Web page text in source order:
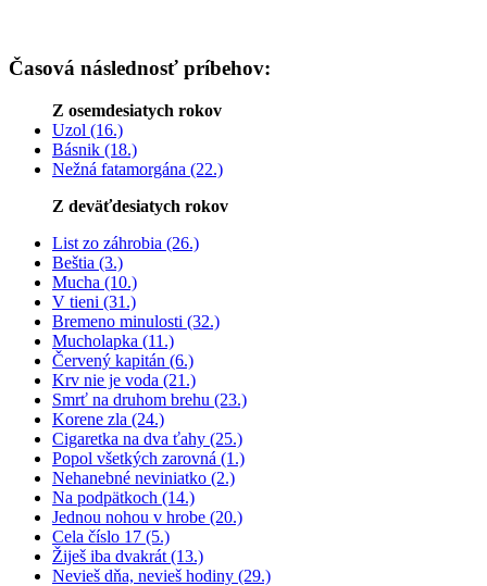
Časová následnosť príbehov:
Z osemdesiatych rokov
Uzol (16.)
Básnik (18.)
Nežná fatamorgána (22.)
Z deväťdesiatych rokov
List zo záhrobia (26.)
Beštia (3.)
Mucha (10.)
V tieni (31.)
Bremeno minulosti (32.)
Mucholapka (11.)
Červený kapitán (6.)
Krv nie je voda (21.)
Smrť na druhom brehu (23.)
Korene zla (24.)
Cigaretka na dva ťahy (25.)
Popol všetkých zarovná (1.)
Nehanebné neviniatko (2.)
Na podpätkoch (14.)
Jednou nohou v hrobe (20.)
Cela číslo 17 (5.)
Žiješ iba dvakrát (13.)
Nevieš dňa, nevieš hodiny (29.)